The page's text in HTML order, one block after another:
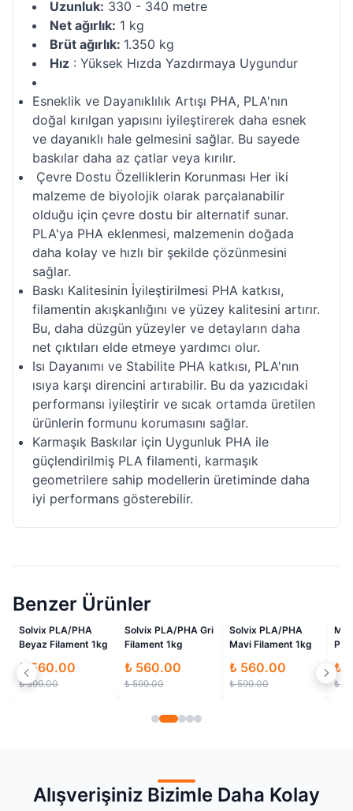
Uzunluk: 330 - 340 metre
Net ağırlık: 1 kg
Brüt ağırlık: 1.350 kg
Hız : Yüksek Hızda Yazdırmaya Uygundur
Esneklik ve Dayanıklılık Artışı PHA, PLA'nın
doğal kırılgan yapısını iyileştirerek daha esnek
ve dayanıklı hale gelmesini sağlar. Bu sayede
baskılar daha az çatlar veya kırılır.
Çevre Dostu Özelliklerin Korunması Her iki
malzeme de biyolojik olarak parçalanabilir
olduğu için çevre dostu bir alternatif sunar.
PLA'ya PHA eklenmesi, malzemenin doğada
daha kolay ve hızlı bir şekilde çözünmesini
sağlar.
Baskı Kalitesinin İyileştirilmesi PHA katkısı,
filamentin akışkanlığını ve yüzey kalitesini artırır.
Bu, daha düzgün yüzeyler ve detayların daha
net çıktıları elde etmeye yardımcı olur.
Isı Dayanımı ve Stabilite PHA katkısı, PLA'nın
ısıya karşı direncini artırabilir. Bu da yazıcıdaki
performansı iyileştirir ve sıcak ortamda üretilen
ürünlerin formunu korumasını sağlar.
Karmaşık Baskılar için Uygunluk PHA ile
güçlendirilmiş PLA filamenti, karmaşık
geometrilere sahip modellerin üretiminde daha
iyi performans gösterebilir.
Benzer Ürünler
İndirimli
Solvix PLA/PHA
Beyaz Filament 1kg
₺ 560.00
₺ 599.00
İndirimli
Solvix PLA/PHA Gri
Filament 1kg
₺ 560.00
₺ 599.00
İndirimli
Solvix PLA/PHA
Mavi Filament 1kg
₺ 560.00
₺ 599.00
Pro
₺
₺
Alışverişiniz Bizimle Daha Kolay